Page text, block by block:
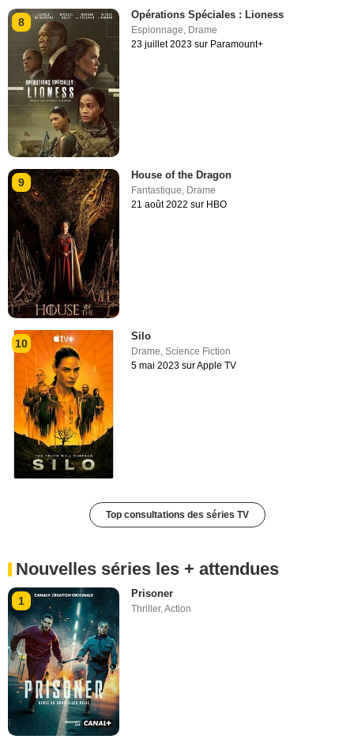
8
Opérations Spéciales : Lioness
Espionnage, Drame
23 juillet 2023 sur Paramount+
9
House of the Dragon
Fantastique, Drame
21 août 2022 sur HBO
10
Silo
Drame ,Science Fiction
5 mai 2023 sur Apple TV
Top consultations des séries TV
Nouvelles séries les + attendues
1
Prisoner
Thriller,Action